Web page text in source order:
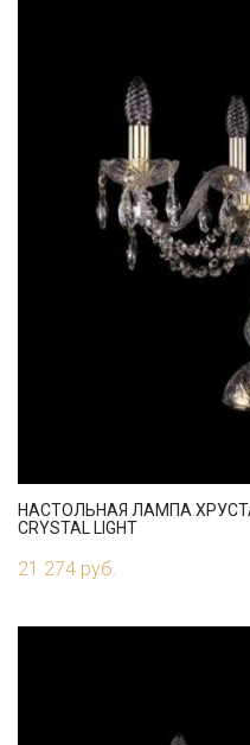
НАСТОЛЬНАЯ ЛАМПА
CRYSTAL LIGHT
21 274 руб.